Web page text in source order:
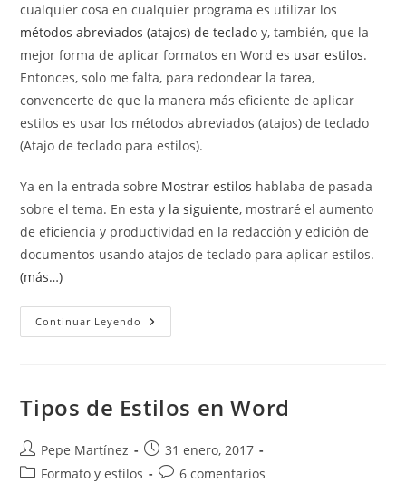
cualquier cosa en cualquier programa es utilizar los
métodos abreviados (atajos) de teclado y, también, que la
mejor forma de aplicar formatos en Word es usar estilos.
Entonces, solo me falta, para redondear la tarea,
convencerte de que la manera más eficiente de aplicar
estilos es usar los métodos abreviados (atajos) de teclado
(Atajo de teclado para estilos).
Ya en la entrada sobre Mostrar estilos hablaba de pasada
sobre el tema. En esta y la siguiente, mostraré el aumento
de eficiencia y productividad en la redacción y edición de
documentos usando atajos de teclado para aplicar estilos.
(más…)
Continuar Leyendo Asignar
Un
Teclado
A
Tipos de Estilos en Word
Autor
de
Pepe Martínez
Publicación
de
31 enero, 2017
Categoría
Formato y estilos
Comentarios
6 comentarios